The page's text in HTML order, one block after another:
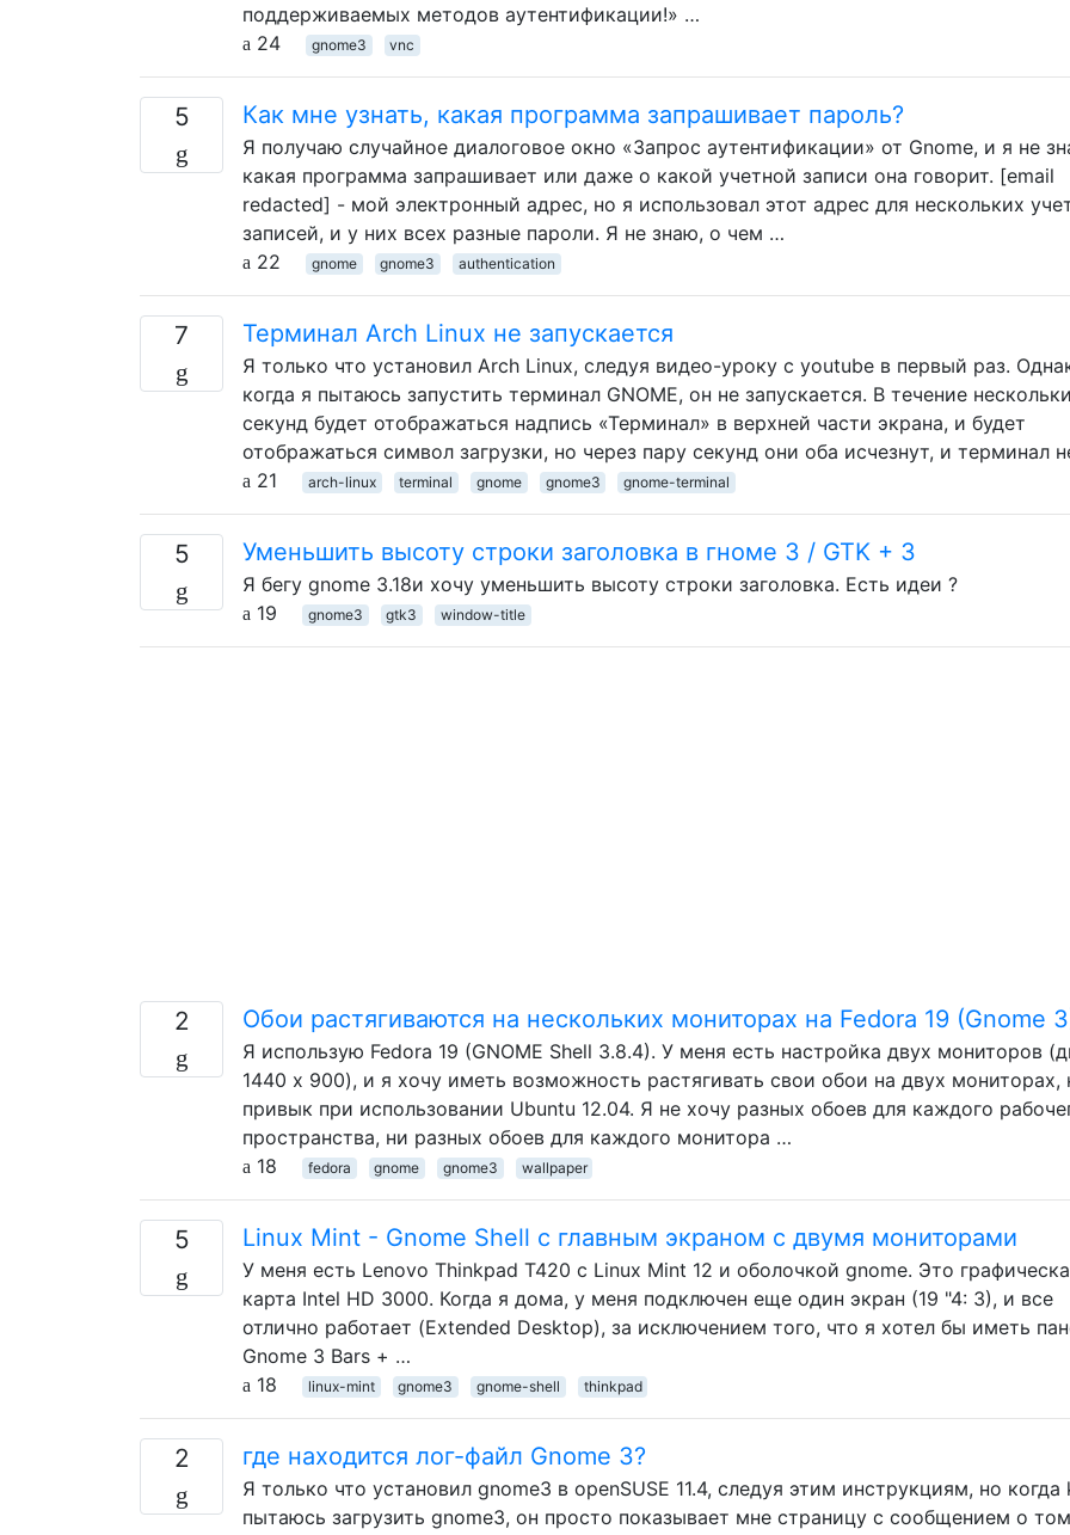
поддерживаемых методов аутентификации!» …
24
gnome3 vnc
5 Как мне узнать, какая программа запрашивает пароль?
Я получаю случайное диалоговое окно «Запрос аутентификации» от Gnome, и я не
какая программа запрашивает или даже о какой учетной записи она говорит. [email
redacted] - мой электронный адрес, но я использовал этот адрес для нескольких
записей, и у них всех разные пароли. Я не знаю, о чем …
22
gnome gnome3 authentication
7 Терминал Arch Linux не запускается
Я только что установил Arch Linux, следуя видео-уроку с youtube в первый раз.
когда я пытаюсь запустить терминал GNOME, он не запускается. В течение
секунд будет отображаться надпись «Терминал» в верхней части экрана, и будет
отображаться символ загрузки, но через пару секунд они оба исчезнут, и терминал
21
arch-linux terminal gnome gnome3 gnome-terminal
5 Уменьшить высоту строки заголовка в гноме 3 / GTK + 3
Я бегу gnome 3.18и хочу уменьшить высоту строки заголовка. Есть идеи ?
19
gnome3 gtk3 window-title
2 Обои растягиваются на нескольких мониторах на Fedora 19 (Gnome
Я использую Fedora 19 (GNOME Shell 3.8.4). У меня есть настройка двух мониторов
1440 x 900), и я хочу иметь возможность растягивать свои обои на двух мониторах,
привык при использовании Ubuntu 12.04. Я не хочу разных обоев для каждого
пространства, ни разных обоев для каждого монитора …
18
fedora gnome gnome3 wallpaper
5 Linux Mint - Gnome Shell с главным экраном с двумя мониторами
У меня есть Lenovo Thinkpad T420 с Linux Mint 12 и оболочкой gnome. Это
карта Intel HD 3000. Когда я дома, у меня подключен еще один экран (19 "4: 3), и все
отлично работает (Extended Desktop), за исключением того, что я хотел бы иметь
Gnome 3 Bars + …
18
linux-mint gnome3 gnome-shell thinkpad
2 где находится лог-файл Gnome 3?
Я только что установил gnome3 в openSUSE 11.4, следуя этим инструкциям, но когда
пытаюсь загрузить gnome3, он просто показывает мне страницу с сообщением о